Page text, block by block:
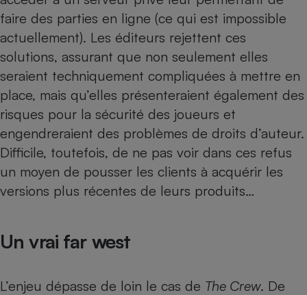
faire des parties en ligne (ce qui est impossible
actuellement). Les éditeurs rejettent ces
solutions, assurant que non seulement elles
seraient techniquement compliquées à mettre en
place, mais qu’elles présenteraient également des
risques pour la sécurité des joueurs et
engendreraient des problèmes de droits d’auteur.
Difficile, toutefois, de ne pas voir dans ces refus
un moyen de pousser les clients à acquérir les
versions plus récentes de leurs produits…
Un vrai far west
L’enjeu dépasse de loin le cas de The Crew. De